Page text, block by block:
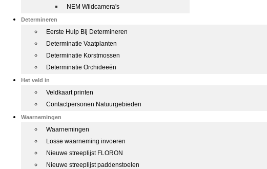
NEM Wildcamera's
Determineren
Eerste Hulp Bij Determineren
Determinatie Vaatplanten
Determinatie Korstmossen
Determinatie Orchideeën
Het veld in
Veldkaart printen
Contactpersonen Natuurgebieden
Waarnemingen
Waarnemingen
Losse waarneming invoeren
Nieuwe streeplijst FLORON
Nieuwe streeplijst paddenstoelen